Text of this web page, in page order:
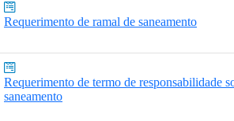
Requerimento de ramal de saneamento
Requerimento de termo de responsabilidade
saneamento